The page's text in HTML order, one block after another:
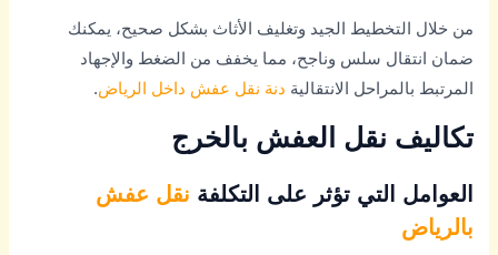
من خلال التخطيط الجيد وتغليف الأثاث بشكل صحيح، يمكنك
ضمان انتقال سلس وناجح، مما يخفف من الضغط والإجهاد
المرتبط بالمراحل الانتقالية دنة نقل عفش داخل الرياض.
تكاليف نقل العفش بالخرج
العوامل التي تؤثر على التكلفة نقل عفش
بالرياض